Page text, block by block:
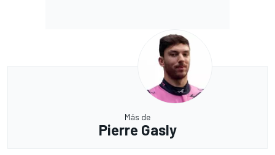
Más de
Pierre Gasly